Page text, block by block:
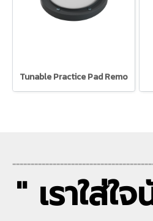
Tunable Practice Pad Remo
" เราใส่ใ